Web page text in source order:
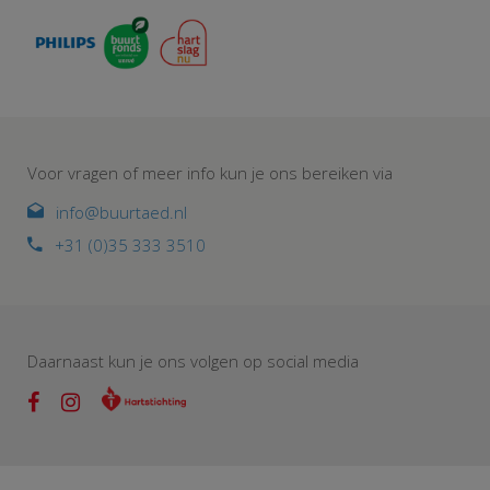
Voor vragen of meer info kun je ons bereiken via
info@buurtaed.nl
+31 (0)35 333 3510
Daarnaast kun je ons volgen op social media